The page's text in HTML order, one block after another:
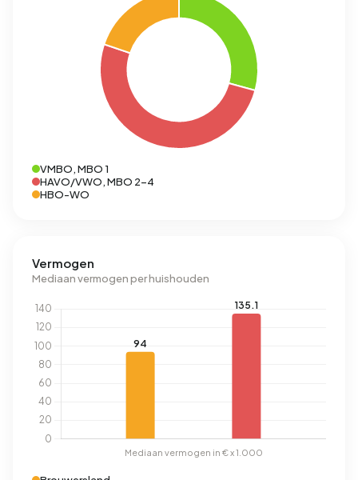
VMBO, MBO 1
HAVO/VWO, MBO 2-4
HBO-WO
Vermogen
Mediaan vermogen per huishouden